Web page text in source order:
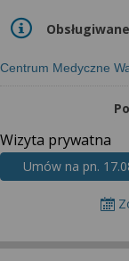
Centrum Medyczne
Wizyta prywatna
Umów na pn.